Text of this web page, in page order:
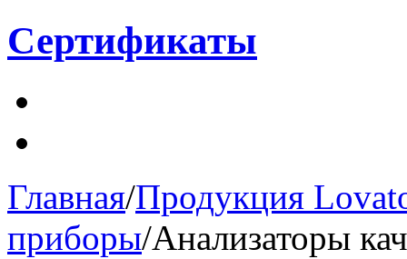
Сертификаты
Главная/Продукция
приборы/Анализаторы